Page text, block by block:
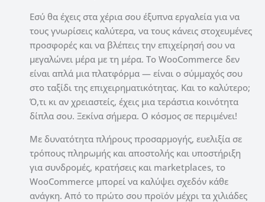
Εσύ θα έχεις στα χέρια σου έξυπνα εργαλεία για να
τους γνωρίσεις καλύτερα, να τους κάνεις στοχευμένες
προσφορές και να βλέπεις την επιχείρησή σου να
μεγαλώνει μέρα με τη μέρα. Το WooCommerce δεν
είναι απλά μια πλατφόρμα — είναι ο σύμμαχός σου
στο ταξίδι της επιχειρηματικότητας. Και το καλύτερο;
Ό,τι κι αν χρειαστείς, έχεις μια τεράστια κοινότητα
δίπλα σου. Ξεκίνα σήμερα. Ο κόσμος σε περιμένει!
Με δυνατότητα πλήρους προσαρμογής, ευελιξία σε
τρόπους πληρωμής και αποστολής και υποστήριξη
για συνδρομές, κρατήσεις και marketplaces, το
WooCommerce μπορεί να καλύψει σχεδόν κάθε
ανάγκη. Από το πρώτο σου προϊόν μέχρι τα χιλιάδες